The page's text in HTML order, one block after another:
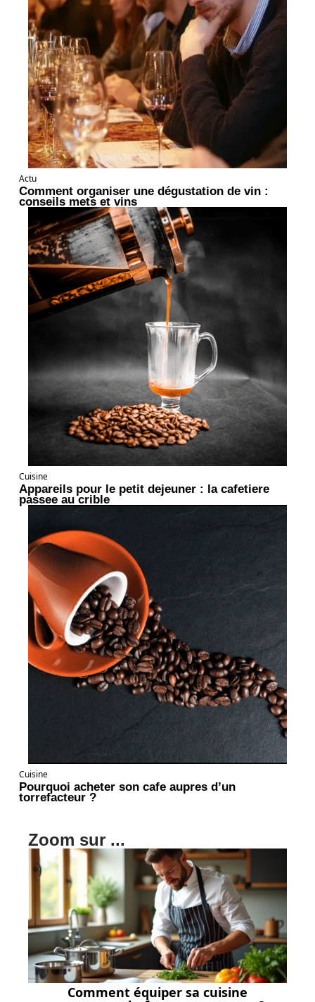
Actu
Comment organiser une dégustation de vin :
conseils mets et vins
Cuisine
Appareils pour le petit dejeuner : la cafetiere
passee au crible
Cuisine
Pourquoi acheter son cafe aupres d’un
torrefacteur ?
Zoom sur ...
Comment équiper sa cuisine